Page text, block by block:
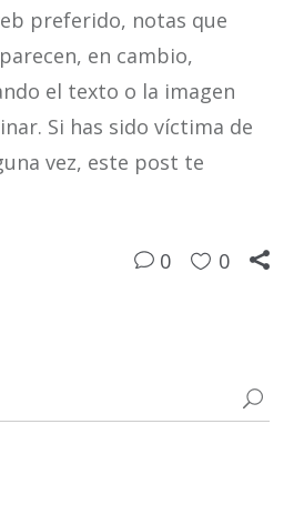
preferido, notas que
en cambio,
el texto o la imagen
Si has sido víctima de
vez, este post te
0 0